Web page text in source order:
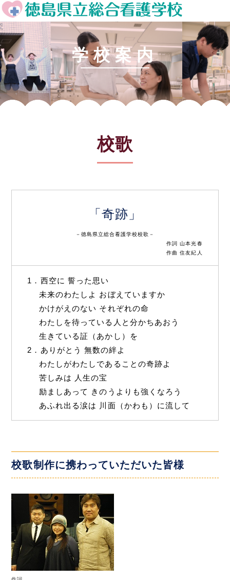
学校案内
校歌
「奇跡」
－徳島県立総合看護学校校歌－
作詞 山本光春
作曲 住友紀人
1．西空に 誓った思い
未来のわたしよ おぼえていますか
かけがえのない それぞれの命
わたしを待っている人と分かちあおう
生きている証（あかし）を
2．ありがとう 無数の絆よ
わたしがわたしであることの奇跡よ
苦しみは 人生の宝
励ましあって きのうよりも強くなろう
あふれ出る涙は 川面（かわも）に流して
校歌制作に携わっていただいた皆様